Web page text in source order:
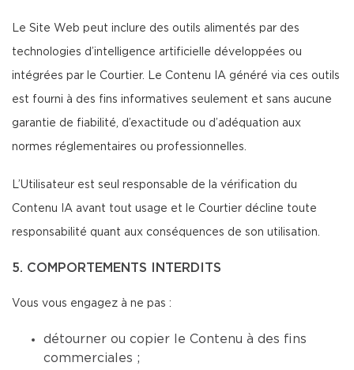
Le Site Web peut inclure des outils alimentés par des
technologies d’intelligence artificielle développées ou
intégrées par le Courtier. Le Contenu IA généré via ces outils
est fourni à des fins informatives seulement et sans aucune
garantie de fiabilité, d’exactitude ou d’adéquation aux
normes réglementaires ou professionnelles.
L’Utilisateur est seul responsable de la vérification du
Contenu IA avant tout usage et le Courtier décline toute
responsabilité quant aux conséquences de son utilisation.
5. COMPORTEMENTS INTERDITS
Vous vous engagez à ne pas :
détourner ou copier le Contenu à des fins
commerciales ;